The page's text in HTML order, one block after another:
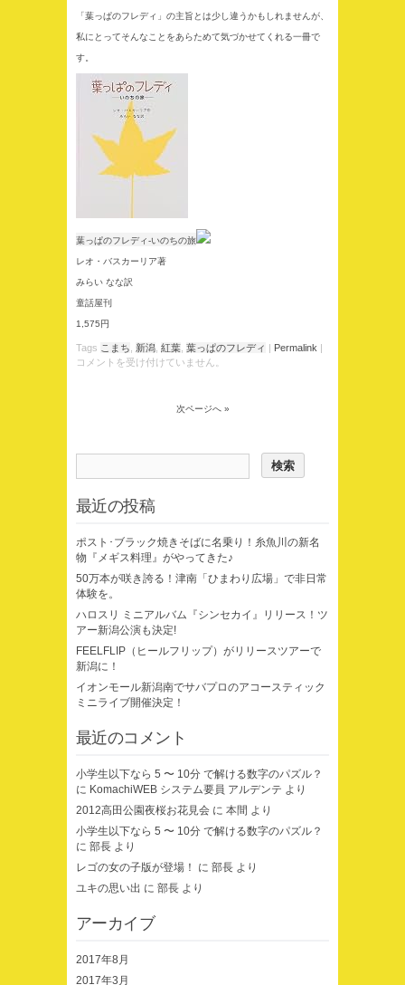
「葉っぱのフレディ」の主旨とは少し違うかもしれませんが、
私にとってそんなことをあらためて気づかせてくれる一冊で
す。
葉っぱのフレディ-いのちの旅
レオ・バスカーリア著
みらい なな訳
童話屋刊
1,575円
Tags こまち 新潟 紅葉 葉っぱのフレディ | Permalink |
コメントを受け付けていません。
次ページへ »
最近の投稿
ポスト･ブラック焼きそばに名乗り！糸魚川の新名
物『メギス料理』がやってきた♪
50万本が咲き誇る！津南「ひまわり広場」で非日常
体験を。
ハロスリ ミニアルバム『シンセカイ』リリース！ツ
アー新潟公演も決定!
FEELFLIP（ヒールフリップ）がリリースツアーで
新潟に！
イオンモール新潟南でサバプロのアコースティック
ミニライブ開催決定！
最近のコメント
小学生以下なら 5 〜 10分 で解ける数字のパズル？
に KomachiWEB システム要員 アルデンテ より
2012高田公園夜桜お花見会 に 本間 より
小学生以下なら 5 〜 10分 で解ける数字のパズル？
に 部長 より
レゴの女の子版が登場！
に 部長 より
ユキの思い出 に 部長 より
アーカイブ
2017年8月
2017年3月